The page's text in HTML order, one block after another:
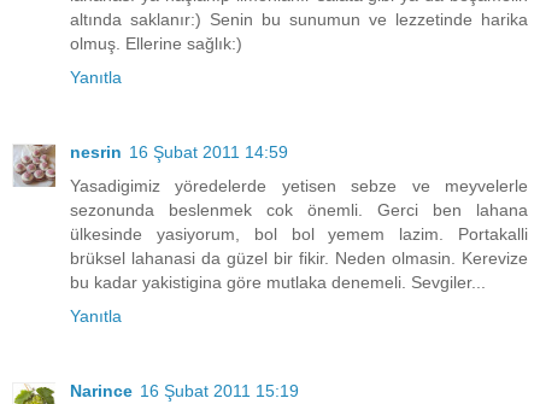
altında saklanır:) Senin bu sunumun ve lezzetinde harika
olmuş. Ellerine sağlık:)
Yanıtla
nesrin 16 Şubat 2011 14:59
Yasadigimiz yöredelerde yetisen sebze ve meyvelerle
sezonunda beslenmek cok önemli. Gerci ben lahana
ülkesinde yasiyorum, bol bol yemem lazim. Portakalli
brüksel lahanasi da güzel bir fikir. Neden olmasin. Kerevize
bu kadar yakistigina göre mutlaka denemeli. Sevgiler...
Yanıtla
Narince 16 Şubat 2011 15:19